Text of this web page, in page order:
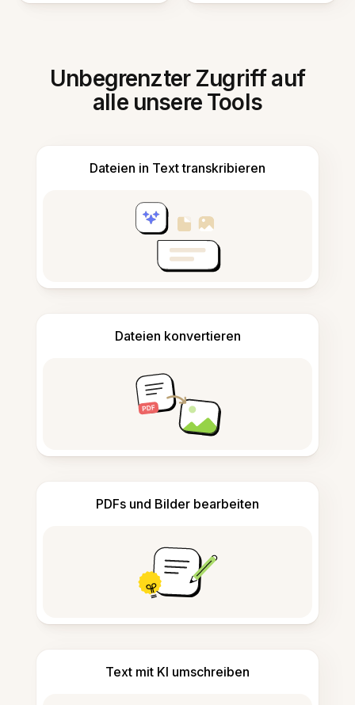
Unbegrenzter Zugriff auf
alle unsere Tools
Dateien in Text transkribieren
Dateien konvertieren
PDFs und Bilder bearbeiten
Text mit KI umschreiben